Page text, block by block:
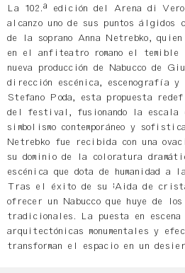
La 102.ª edición del Arena di
alcanzo uno de sus puntos álgidos
de la soprano Anna Netrebko,
en el anfiteatro romano el
nueva producción de Nabucco de
dirección escénica, escenografía
Stefano Poda, esta propuesta
del festival, fusionando la escala
simbolismo contemporáneo y
Netrebko fue recibida con una
su dominio de la coloratura
escénica que dota de humanidad a
Tras el éxito de su "Aida de
ofrecer un Nabucco que huye de
tradicionales. La puesta en
arquitectónicas monumentales y
transforman el espacio en un